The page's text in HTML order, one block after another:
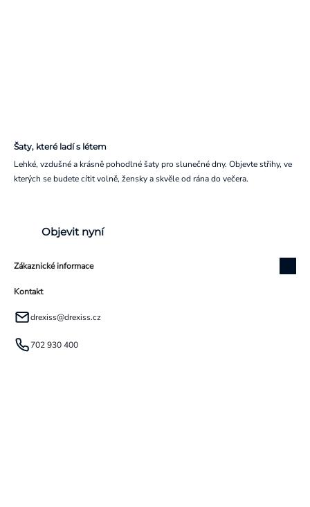
Šaty, které ladí s létem
Lehké, vzdušné a krásně pohodlné šaty pro slunečné dny. Objevte střihy, ve
kterých se budete cítit volně, žensky a skvěle od rána do večera.
Objevit nyní
Zákaznické informace
Kontakt
drexiss@drexiss.cz
702 930 400